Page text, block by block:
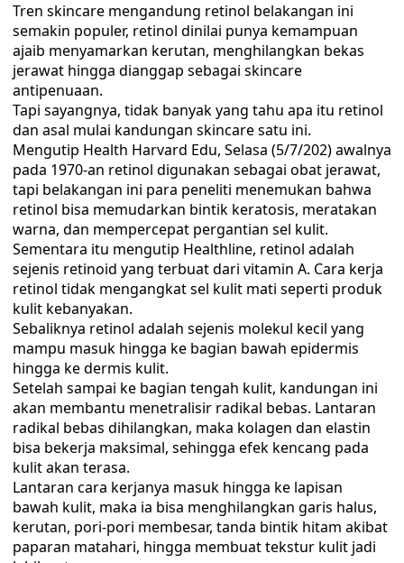
Tren skincare mengandung retinol belakangan ini
semakin populer, retinol dinilai punya kemampuan
ajaib menyamarkan kerutan, menghilangkan bekas
jerawat hingga dianggap sebagai skincare
antipenuaan.
Tapi sayangnya, tidak banyak yang tahu apa itu retinol
dan asal mulai kandungan skincare satu ini.
Mengutip Health Harvard Edu, Selasa (5/7/202) awalnya
pada 1970-an retinol digunakan sebagai obat jerawat,
tapi belakangan ini para peneliti menemukan bahwa
retinol bisa memudarkan bintik keratosis, meratakan
warna, dan mempercepat pergantian sel kulit.
Sementara itu mengutip Healthline, retinol adalah
sejenis retinoid yang terbuat dari vitamin A. Cara kerja
retinol tidak mengangkat sel kulit mati seperti produk
kulit kebanyakan.
Sebaliknya retinol adalah sejenis molekul kecil yang
mampu masuk hingga ke bagian bawah epidermis
hingga ke dermis kulit.
Setelah sampai ke bagian tengah kulit, kandungan ini
akan membantu menetralisir radikal bebas. Lantaran
radikal bebas dihilangkan, maka kolagen dan elastin
bisa bekerja maksimal, sehingga efek kencang pada
kulit akan terasa.
Lantaran cara kerjanya masuk hingga ke lapisan
bawah kulit, maka ia bisa menghilangkan garis halus,
kerutan, pori-pori membesar, tanda bintik hitam akibat
paparan matahari, hingga membuat tekstur kulit jadi